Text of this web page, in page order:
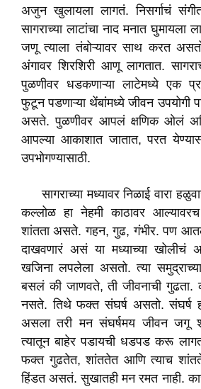
अजुन खुलायला लागतं. निसर्गाचं
सागराच्या लाटांचा नाद मनात घुमायला
जणू त्याला तंबोऱ्यावर साथ करत
अंगावर शिरशिरी आणू लागतात.
पुळणीवर धडकणाऱ्या लाटेमध्ये एक
फुटून पडणाऱ्या थेंबांमध्ये जीवन उपयोगी
असते. पुळणीवर आपलं क्षणिक ओलं
आपल्या आकाशात जातात, परत
उपभोगण्यासाठी.
सागराच्या मध्यावर निळाई वारा
कल्लोळ हा नेहमी काठावर आल्यावरच
शांतता असते. गहन, गुढ, गंभीर. पण
दाखवणारं असं या मध्याच्या खोलीचं
खजिना लपलेला असतो. त्या
बसलं की जाणवते, ती जीवनाची गुढता.
नसते. तिथे फक्त संघर्ष असतो. संघर्ष
असला तरी मन संघर्षमय जीवन जगू
त्यातून बाहेर पडायची धडपड करू
फक्त गुढतेत, शांततेत आणि त्याच
हिंडत असतं. सुखातही मन रमत नाही.